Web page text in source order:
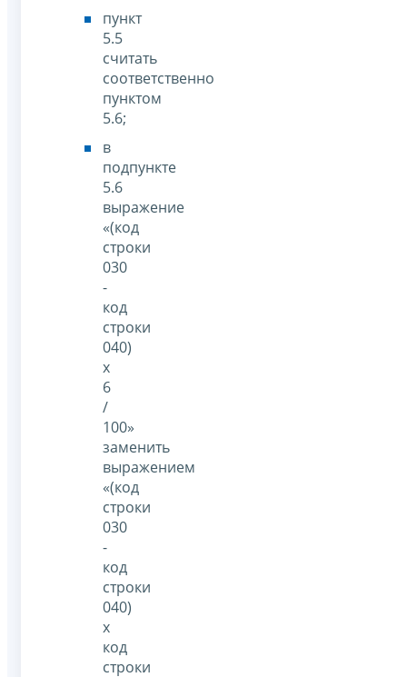
пункт
5.5
считать
соответственно
пунктом
5.6;
в
подпункте
5.6
выражение
«(код
строки
030
-
код
строки
040)
x
6
/
100»
заменить
выражением
«(код
строки
030
-
код
строки
040)
x
код
строки